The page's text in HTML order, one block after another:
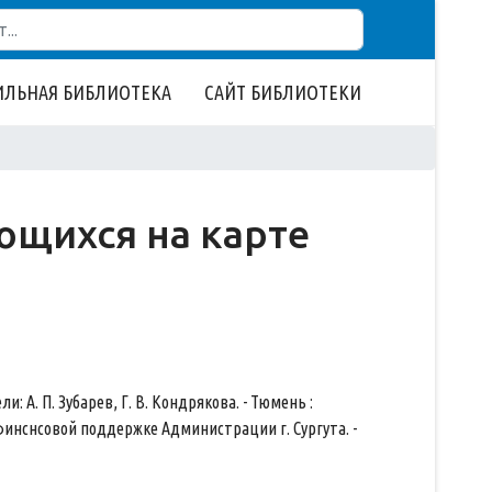
БИБЛИОТЕКА САЙТ БИБЛИОТЕКИ
на карте
А. П. Зубарев, Г. В. Кондрякова. - Тюмень :
поддержке Администрации г. Сургута. -